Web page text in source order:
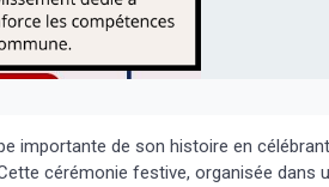
importante de son histoire en
cérémonie festive, organisée dans